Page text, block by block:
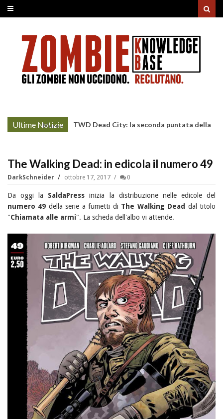
Ultime Notizie
More »
TWD Dead City: la seconda puntata della
The Walking Dead: in edicola il numero 49
DarkSchneider ottobre 17, 2017 0
Da oggi la SaldaPress inizia la distribuzione nelle edicole del
numero 49 della serie a fumetti di The Walking Dead dal titolo
"Chiamata alle armi". La scheda dell'albo vi attende.